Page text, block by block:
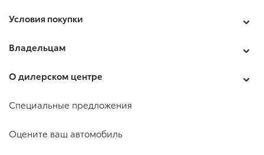
Условия покупки
Владельцам
О дилерском центре
Специальные предложения
Оцените ваш автомобиль